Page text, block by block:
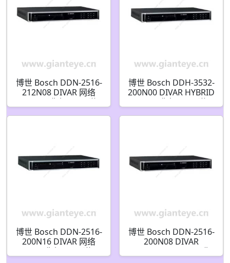
博世 Bosch DDN-2516-
212N08 DIVAR 网络
2000 录像机 16 通道
博世 Bosch DDH-3532-
200N00 DIVAR HYBRID
3000 录像机 16 通道 /
博世 Bosch DDN-2516-
200N16 DIVAR 网络
2000 录像机 16 通道 IP
博世 Bosch DDN-2516-
200N08 DIVAR
NETWORK 2000 录像